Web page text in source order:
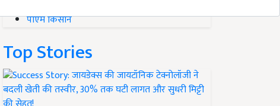
पीएम किसान
Top Stories